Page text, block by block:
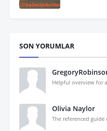
SON YORUMLAR
Helpful overview for
Olivia Naylor
The referenced